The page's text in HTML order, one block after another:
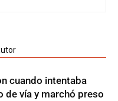
cuando intentaba
de vía y marchó preso